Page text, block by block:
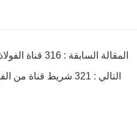
المقالة السابقة : 316 قناة الفولاذ المقاوم للصدأ بار
التالي : 321 شريط قناة من الفولاذ المقاوم للصدأ